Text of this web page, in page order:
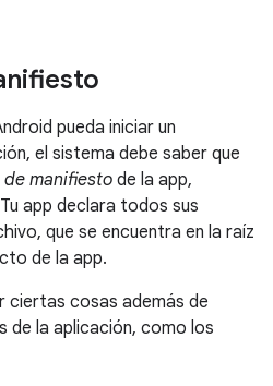
pueda iniciar un
el sistema debe saber que
manifiesto de la app,
app declara todos sus
que se encuentra en la raíz
de la app.
ciertas cosas además de
de la aplicación, como los